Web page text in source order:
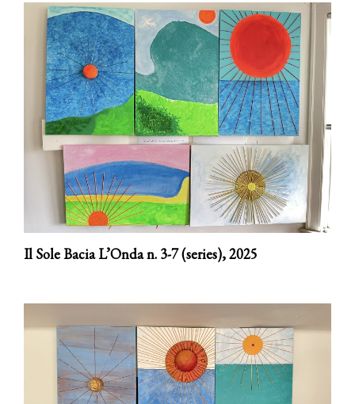
Il Sole Bacia L’Onda n. 3-7 (series),2025